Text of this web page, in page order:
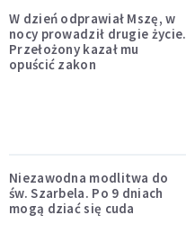
W dzień odprawiał Mszę, w
nocy prowadził drugie życie.
Przełożony kazał mu
opuścić zakon
Niezawodna modlitwa do
św. Szarbela. Po 9 dniach
mogą dziać się cuda